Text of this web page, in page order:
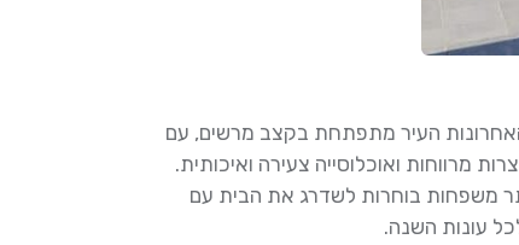
העיר מתפתחת בקצב מרשים, עם
מרווחות ואוכלוסייה צעירה ואיכותית.
משפחות בוחרות לשדרג את הבית עם
עונות השנה.